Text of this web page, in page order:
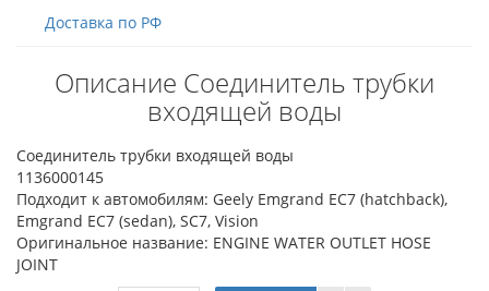
Доставка по РФ
Описание Соединитель трубки
входящей воды
Соединитель трубки входящей воды
1136000145
Подходит к автомобилям: Geely Emgrand EC7 (hatchback),
Emgrand EC7 (sedan), SC7, Vision
Оригинальное название: ENGINE WATER OUTLET HOSE
JOINT